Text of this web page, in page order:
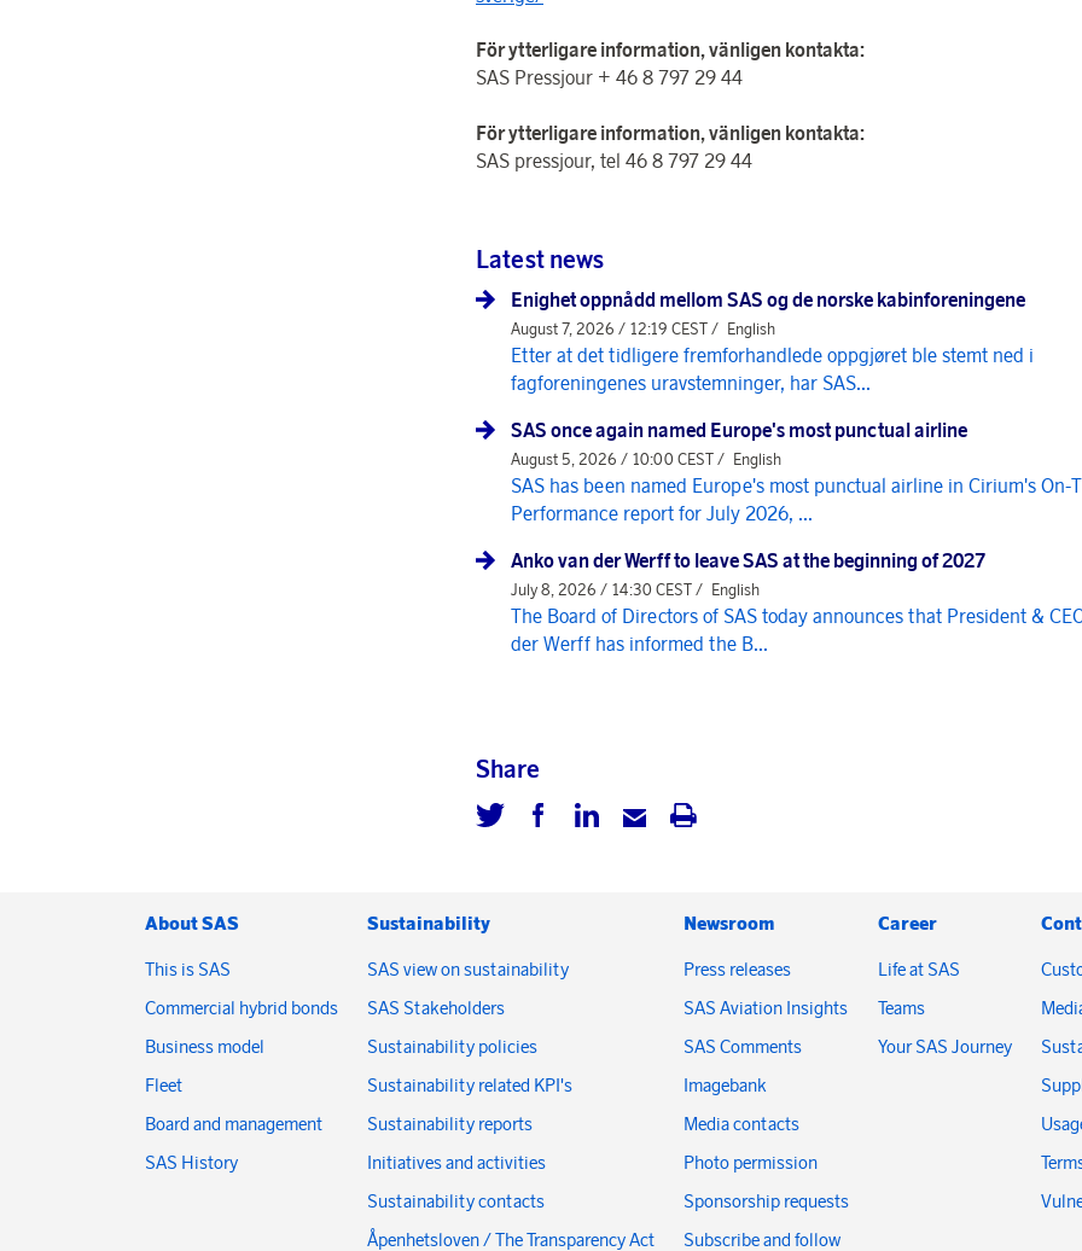
För ytterligare information, vänligen kontakta:
SAS Pressjour + 46 8 797 29 44
För ytterligare information, vänligen kontakta:
SAS pressjour, tel 46 8 797 29 44
Latest news
Enighet oppnådd mellom SAS og de norske kabinforeningene
August 7, 2026 / 12:19 CEST / English
Etter at det tidligere fremforhandlede oppgjøret ble stemt ned i
fagforeningenes uravstemninger, har SAS...
SAS once again named Europe's most punctual airline
August 5, 2026 / 10:00 CEST / English
SAS has been named Europe's most punctual airline in Cirium's On-
Performance report for July 2026, ...
Anko van der Werff to leave SAS at the beginning of 2027
July 8, 2026 / 14:30 CEST / English
The Board of Directors of SAS today announces that President &
der Werff has informed the B...
Share
About SAS
This is SAS
Commercial hybrid bonds
Business model
Fleet
Board and management
SAS History
Sustainability
SAS view on sustainability
SAS Stakeholders
Sustainability policies
Sustainability related KPI's
Sustainability reports
Initiatives and activities
Sustainability contacts
Åpenhetsloven / The Transparency Act
Newsroom
Press releases
SAS Aviation Insights
SAS Comments
Imagebank
Media contacts
Photo permission
Sponsorship requests
Subscribe and follow
Career
Life at SAS
Teams
Your SAS Journey